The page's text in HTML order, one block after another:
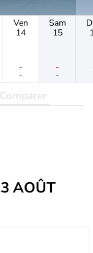
Ven
14
-
-
Sam
15
-
-
Comparer
AOÛT